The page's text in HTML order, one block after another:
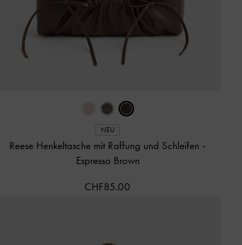
NEU
Reese Henkeltasche mit Raffung und Schleifen -
Espresso Brown
CHF85.00